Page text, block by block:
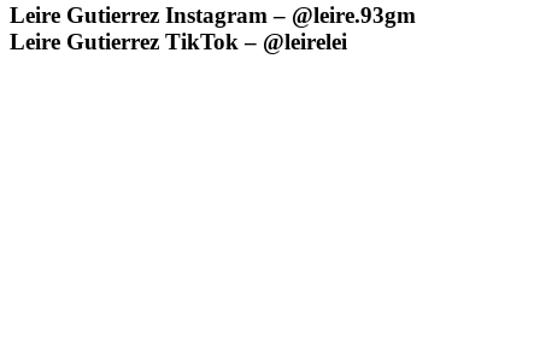
Leire Gutierrez Instagram – @leire.93gm
Leire Gutierrez TikTok – @leirelei